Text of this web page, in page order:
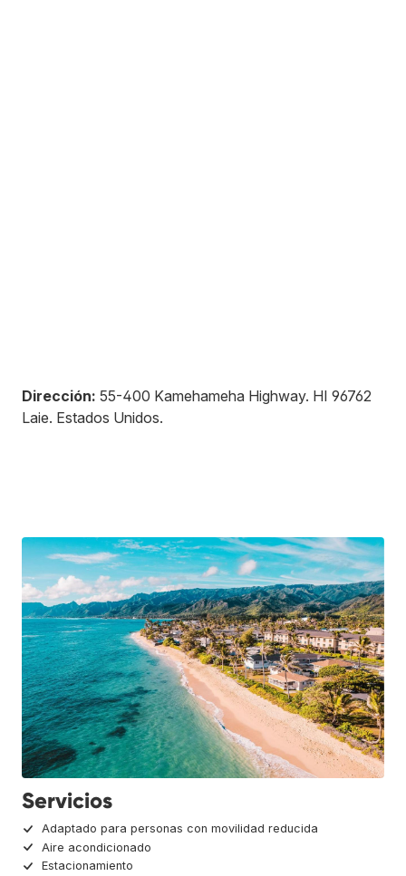
Dirección: 55-400 Kamehameha Highway. HI 96762
Laie. Estados Unidos.
Servicios
Adaptado para personas con movilidad reducida
Aire acondicionado
Estacionamiento